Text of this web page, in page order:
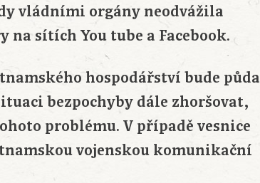
vládními orgány neodvážila
na sítích You tube a Facebook.
hospodářství bude půda
bezpochyby dále zhoršovat,
problému. V případě vesnice
vojenskou komunikační